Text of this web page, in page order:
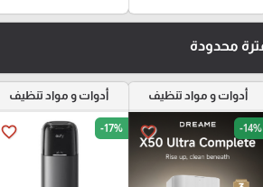
محدودة
أدوات و مواد تنظيف
favorite_border -14%
أدوات و مواد تنظيف
favorite_border -17%